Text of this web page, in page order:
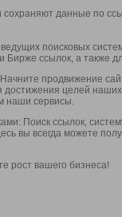
данные по
поисковых
ссылок, а также
продвижение
достижения целей
наши сервисы.
Поиск ссылок,
вы всегда можете
рост вашего бизнеса!